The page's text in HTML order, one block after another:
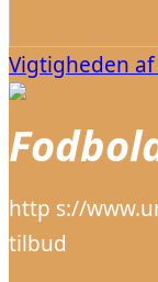
Vigtigheden
http s://
tilbud